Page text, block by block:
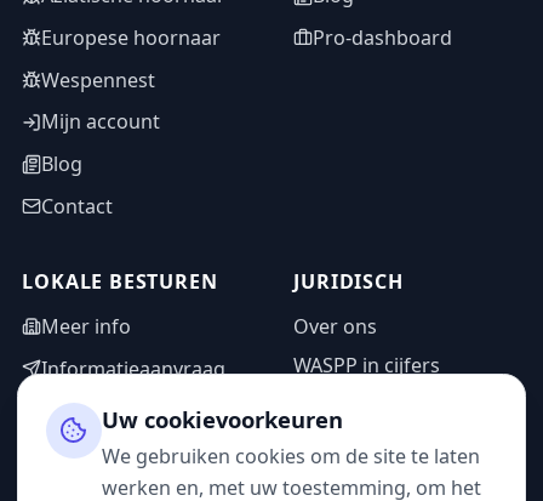
Europese hoornaar
Wespennest
Mijn account
Blog
Contact
Pro-dashboard
LOKALE BESTUREN
Meer info
Informatieaanvraag
Adminzone
JURIDISCH
Over ons
WASPP in cijfers
Privacybeleid
Gebruiksvoorwaarden
Uw cookievoorkeuren
We gebruiken cookies om de site te laten
werken en, met uw toestemming, om het